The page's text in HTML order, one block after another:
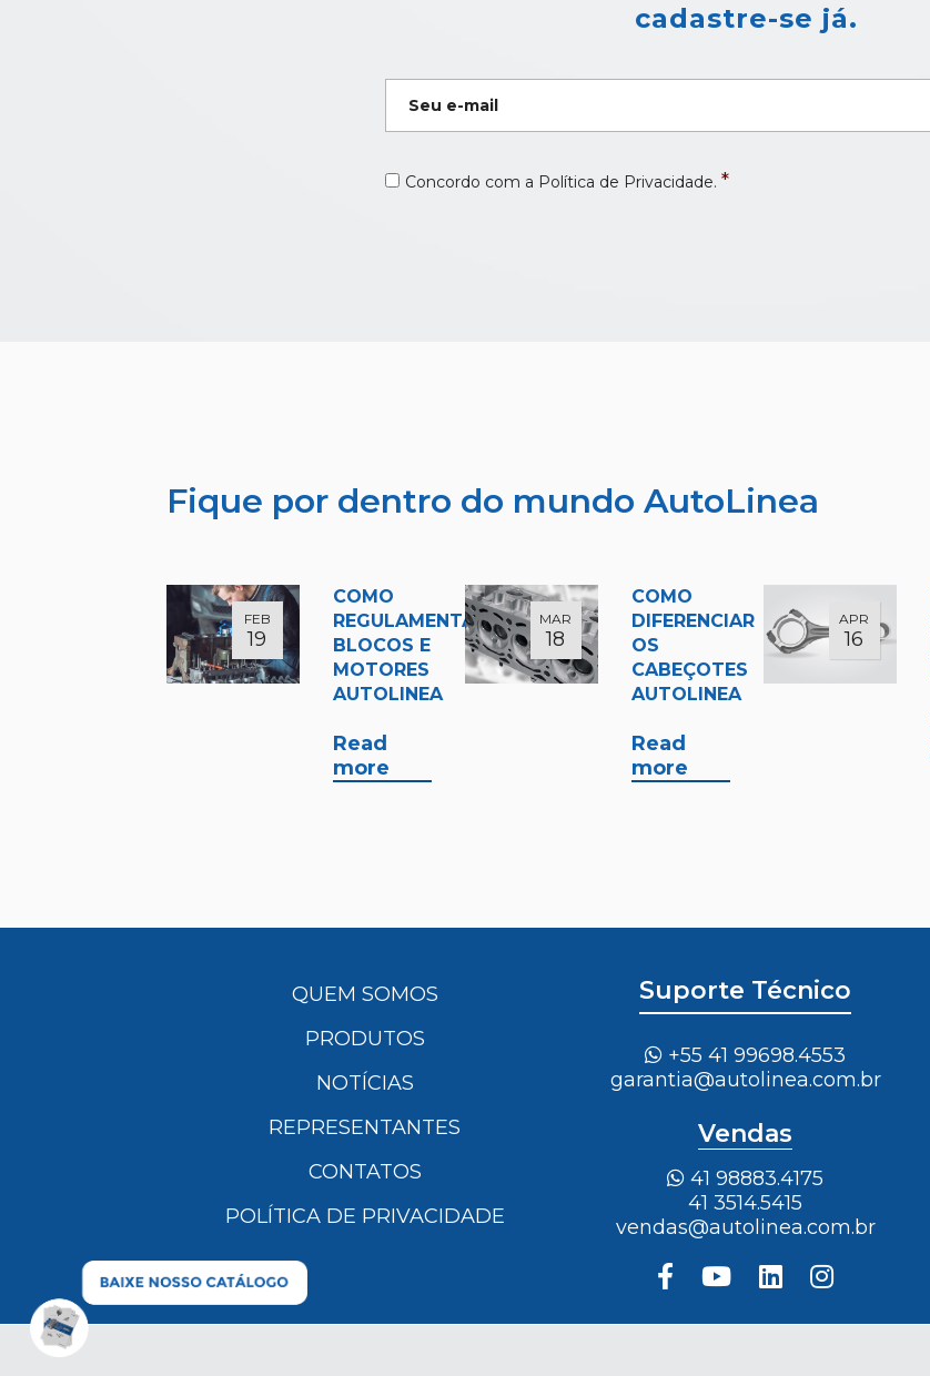
cadastre-se já.
mail *
* Concordo com a Política de Privacidade. *
Fique por dentro do mundo AutoLinea
FEB
19
COMO
REGULAMENTAR
BLOCOS E
MOTORES
AUTOLINEA
Read
more
MAR
18
COMO
DIFERENCIAR
OS
CABEÇOTES
AUTOLINEA
Read
more
APR
16
QUEM SOMOS
PRODUTOS
NOTÍCIAS
REPRESENTANTES
CONTATOS
POLÍTICA DE PRIVACIDADE
Suporte Técnico
+55 41 99698.4553
garantia@autolinea.com.br
Vendas
41 98883.4175
41 3514.5415
vendas@autolinea.com.br